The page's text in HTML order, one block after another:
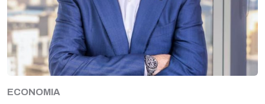
ECONOMIA